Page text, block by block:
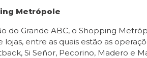
Metrópole
do Grande ABC, o Shopping
entre as quais estão as
Si Señor, Pecorino, Madero e